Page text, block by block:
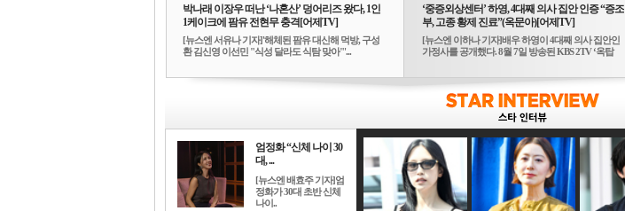
박나래 이장우 떠난 ‘나혼산’ 덩어리즈 왔다, 1인
1케이크에 팜유 전현무 충격[어제TV]
[뉴스엔 서유나 기자]'해체된 팜유 대신해 먹방, 구성
환 김신영 이선민 "식성 달라도 식탐 맞아"'...
‘중증외상센터’ 하영, 4대째 의사 집안 인증 “증조
부, 고종 황제 진료”(옥문아)[어제TV]
[뉴스엔 이하나 기자]배우 하영이 4대째 의사 집안인
가정사를 공개했다. 8월 7일 방송된 KBS 2TV ‘옥탑
엄정화 “신체 나이 30
대, ...
[뉴스엔 배효주 기자]엄
정화가 30대 초반 신체
나이..